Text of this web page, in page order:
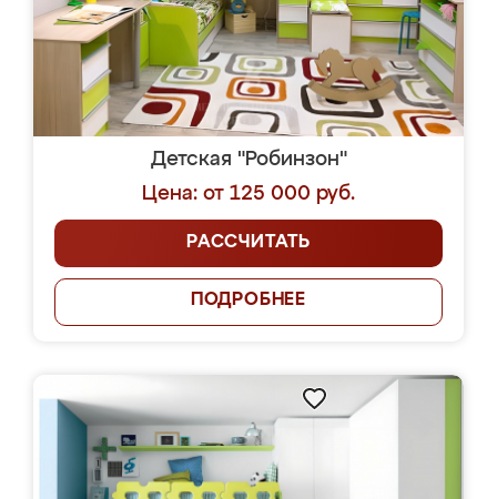
Детская "Робинзон"
Цена: от 125 000 руб.
РАССЧИТАТЬ
ПОДРОБНЕЕ